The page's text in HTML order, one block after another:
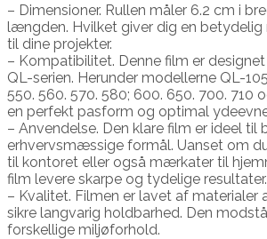
– Dimensioner. Rullen måler 6.2 cm i
længden. Hvilket giver dig en
til dine projekter.
– Kompatibilitet. Denne film er
QL-serien. Herunder modellerne QL-
550. 560. 570. 580; 600. 650. 700. 710
en perfekt pasform og optimal
– Anvendelse. Den klare film er ideel til
erhvervsmæssige formål. Uanset om
til kontoret eller også mærkater til
film levere skarpe og tydelige resultater.
– Kvalitet. Filmen er lavet af materialer
sikre langvarig holdbarhed. Den
forskellige miljøforhold.